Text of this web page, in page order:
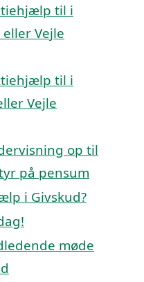
til i
Vejle
til i
Vejle
op til
på pensum
i Givskud?
møde